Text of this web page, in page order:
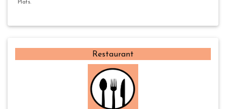
Plats.
Restaurant